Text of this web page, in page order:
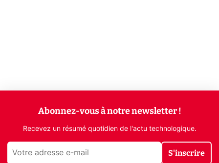
Abonnez-vous à notre newsletter !
Recevez un résumé quotidien de l'actu technologique.
S'inscrire